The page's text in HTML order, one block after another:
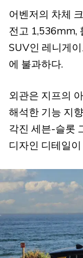
어벤저의 차체
전고 1,536mm,
SUV인 레니게
에 불과하다.
외관은 지프의
해석한 기능 지
각진 세븐-슬롯
디자인 디테일